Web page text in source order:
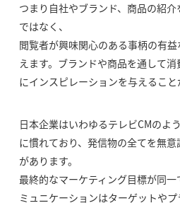
つまり自社やブランド、商品の紹
ではなく、
閲覧者が興味関心のある事柄の有
えます。ブランドや商品を通して
にインスピレーションを与えること
日本企業はいわゆるテレビCMのよ
に慣れており、発信物の全てを無
があります。
最終的なマーケティング目標が同
ミュニケーションはターゲットや